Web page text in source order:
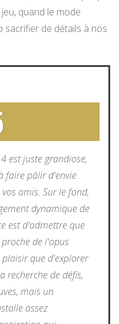
quand le mode
sacrifier de détails à nos
est juste grandiose,
faire pâlir d'envie
amis. Sur le fond,
dynamique de
est d'admettre que
de l'opus
que d'explorer
recherche de défis,
mais un
assez